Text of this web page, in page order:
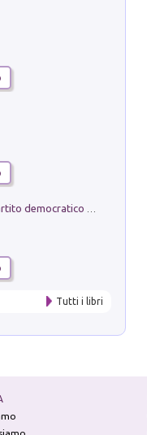
Tutti i libri